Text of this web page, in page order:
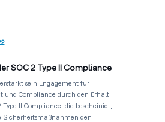
SOC 2 Type II Compliance
sein Engagement für
und Compliance durch den Erhalt
Type II Compliance, die bescheinigt,
Sicherheitsmaßnahmen den